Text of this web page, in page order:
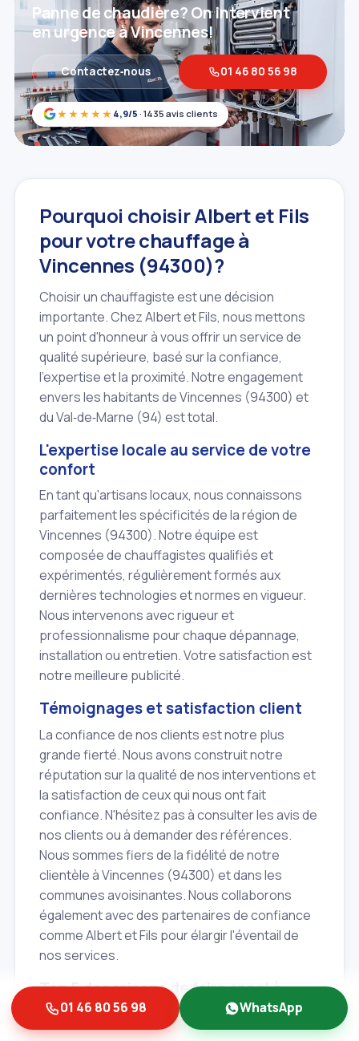
★★★★★ 4,9/5 · 1435 avis clients
Panne de chaudière? On intervient
en urgence à Vincennes!
Contactez‑nous 01 46 80 56 98
Pourquoi choisir Albert et Fils
pour votre chauffage à
Vincennes (94300)?
Choisir un chauffagiste est une décision
importante. Chez Albert et Fils, nous mettons
un point d'honneur à vous offrir un service de
qualité supérieure, basé sur la confiance,
l'expertise et la proximité. Notre engagement
envers les habitants de Vincennes (94300) et
du Val‑de‑Marne (94) est total.
L'expertise locale au service de votre
confort
En tant qu'artisans locaux, nous connaissons
parfaitement les spécificités de la région de
Vincennes (94300). Notre équipe est
composée de chauffagistes qualifiés et
expérimentés, régulièrement formés aux
dernières technologies et normes en vigueur.
Nous intervenons avec rigueur et
professionnalisme pour chaque dépannage,
installation ou entretien. Votre satisfaction est
notre meilleure publicité.
Témoignages et satisfaction client
La confiance de nos clients est notre plus
grande fierté. Nous avons construit notre
réputation sur la qualité de nos interventions et
la satisfaction de ceux qui nous ont fait
confiance. N'hésitez pas à consulter les avis de
nos clients ou à demander des références.
Nous sommes fiers de la fidélité de notre
clientèle à Vincennes (94300) et dans les
communes avoisinantes. Nous collaborons
également avec des partenaires de confiance
comme Albert et Fils pour élargir l'éventail de
nos services.
Top 5 des raisons de faire appel à
Albert et Fils
01 46 80 56 98 WhatsApp